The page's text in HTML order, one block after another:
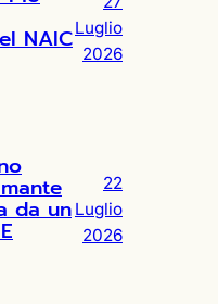
NAICLuglio
2026
da un
22
Luglio
2026